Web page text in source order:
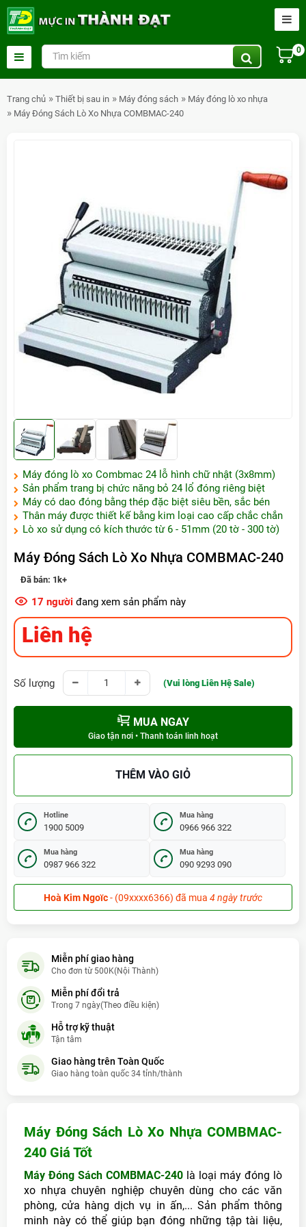
0
Trang chủ Thiết bị sau in Máy đóng sách
Máy đóng lò xo nhựa
Máy Đóng Sách Lò Xo Nhựa COMBMAC-240
Máy đóng lò xo Combmac 24 lỗ hình chữ nhật (3x8mm)
Sản phẩm trang bị chức năng bỏ 24 lổ đóng riêng biệt
Máy có dao đóng bằng thép đặc biệt siêu bền, sắc bén
Thân máy được thiết kế bằng kim loại cao cấp chắc chắn
Lò xo sử dụng có kích thước từ 6 - 51mm (20 tờ - 300 tờ)
Máy Đóng Sách Lò Xo Nhựa COMBMAC-240
Đã bán: 1k+
17 người đang xem sản phẩm này
Liên hệ
Số lượng (Vui lòng Liên Hệ Sale)
MUA NGAY
Giao tận nơi • Thanh toán linh hoạt
THÊM VÀO GIỎ
Hotline
1900 5009
Mua hàng
0966 966 322
Mua hàng
0987 966 322
Mua hàng
090 9293 090
Hoà Kim Ngoïc- (09xxxx6366) đã mua 4 ngày trước
Lê Duy Hoàng
- (09xxxx0512) đã mua
Huỳnh Việt Hồng- (09xxxx1277) đã mua
Dương Ngọc Triệu
Cao Hòai Trung- (09xxxx3672) đã mua
(22:07:52)
hùng xuân
Miễn phí giao hàng
Cho đơn từ 500K(Nội Thành)
Miễn phí đổi trả
Trong 7 ngày(Theo điều kiện)
Hỗ trợ kỹ thuật
Tận tâm
Giao hàng trên Toàn Quốc
Giao hàng toàn quốc 34 tỉnh/thành
Máy Đóng Sách Lò Xo Nhựa COMBMAC-
240 Giá Tốt
Máy Đóng Sách COMBMAC-240 là loại máy đóng lò
xo nhựa chuyên nghiệp chuyên dùng cho các văn
phòng, cửa hàng dịch vụ in ấn,... Sản phẩm thông
minh này có thể giúp bạn đóng những tập tài liệu,